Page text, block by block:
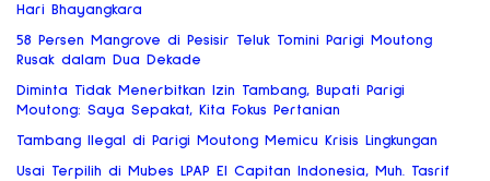
Hari Bhayangkara
58 Persen Mangrove di Pesisir Teluk Tomini Parigi Moutong
Rusak dalam Dua Dekade
Diminta Tidak Menerbitkan Izin Tambang, Bupati Parigi
Moutong: Saya Sepakat, Kita Fokus Pertanian
Tambang Ilegal di Parigi Moutong Memicu Krisis Lingkungan
Usai Terpilih di Mubes LPAP El Capitan Indonesia, Muh. Tasrif